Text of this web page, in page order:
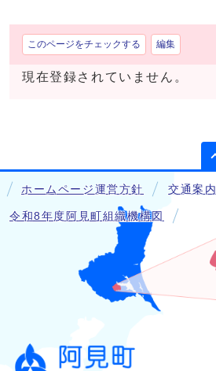
このページをチェックする 編集
現在登録されていません。
ホームページ運営方針 交通案内
令和8年度阿見町組織機構図